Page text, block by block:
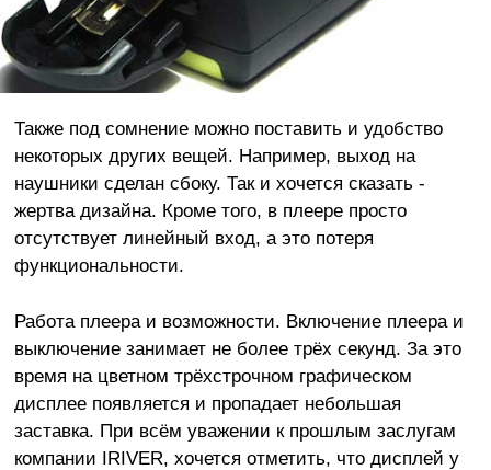
Также под сомнение можно поставить и удобство
некоторых других вещей. Например, выход на
наушники сделан сбоку. Так и хочется сказать -
жертва дизайна. Кроме того, в плеере просто
отсутствует линейный вход, а это потеря
функциональности.
Работа плеера и возможности. Включение плеера и
выключение занимает не более трёх секунд. За это
время на цветном трёхстрочном графическом
дисплее появляется и пропадает небольшая
заставка. При всём уважении к прошлым заслугам
компании IRIVER, хочется отметить, что дисплей у